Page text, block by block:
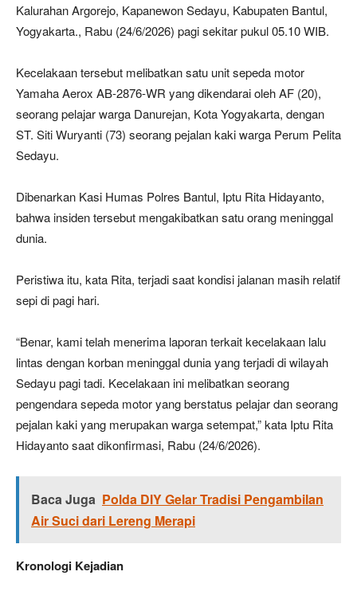
Kalurahan Argorejo, Kapanewon Sedayu, Kabupaten Bantul,
Yogyakarta., Rabu (24/6/2026) pagi sekitar pukul 05.10 WIB.
Kecelakaan tersebut melibatkan satu unit sepeda motor
Yamaha Aerox AB-2876-WR yang dikendarai oleh AF (20),
seorang pelajar warga Danurejan, Kota Yogyakarta, dengan
ST. Siti Wuryanti (73) seorang pejalan kaki warga Perum Pelita
Sedayu.
Dibenarkan Kasi Humas Polres Bantul, Iptu Rita Hidayanto,
bahwa insiden tersebut mengakibatkan satu orang meninggal
dunia.
Peristiwa itu, kata Rita, terjadi saat kondisi jalanan masih relatif
sepi di pagi hari.
“Benar, kami telah menerima laporan terkait kecelakaan lalu
lintas dengan korban meninggal dunia yang terjadi di wilayah
Sedayu pagi tadi. Kecelakaan ini melibatkan seorang
pengendara sepeda motor yang berstatus pelajar dan seorang
pejalan kaki yang merupakan warga setempat,” kata Iptu Rita
Hidayanto saat dikonfirmasi, Rabu (24/6/2026).
Baca Juga Polda DIY Gelar Tradisi Pengambilan
Air Suci dari Lereng Merapi
Kronologi Kejadian